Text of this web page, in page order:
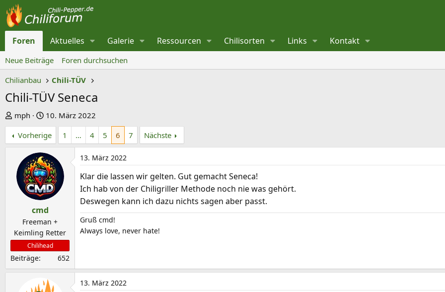
Foren Aktuelles Galerie Ressourcen Chilisorten Links Kontakt
Neue Beiträge
Foren durchsuchen
Chilianbau
Chili-TÜV
Chili-TÜV Seneca
E
r
mph
E
r
s
t
e
l
l
t
a
m
10. März 2022
Vorherige
1 … 4 5 6 7 Nächste
cmd
Freeman +
Keimling Retter
Chilihead
Beiträge 652
13. März 2022
Klar die lassen wir gelten. Gut gemacht Seneca!
Ich hab von der Chiligriller Methode noch nie was gehört.
Deswegen kann ich dazu nichts sagen aber passt.
Gruß cmd!
Always love, never hate!
13. März 2022